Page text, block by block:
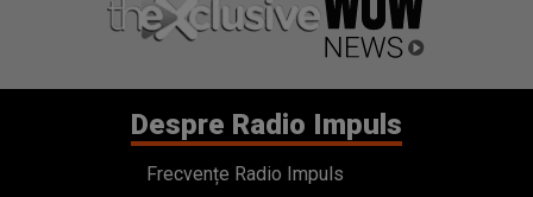
Despre Radio Impuls
Frecvențe Radio Impuls